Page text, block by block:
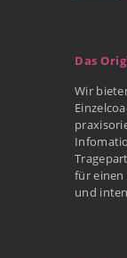
Das
Wir
für einen
und